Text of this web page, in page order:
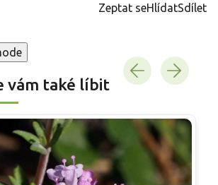
Zeptat seHlídatSdílet
vám také líbit